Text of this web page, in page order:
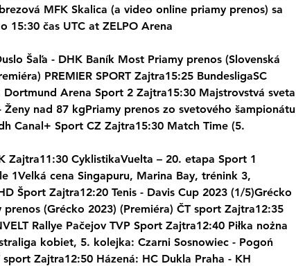
MFK Skalica (a video online priamy prenos) sa
15:30 čas UTC at ZELPO Arena
Šaľa - DHK Baník Most Priamy prenos (Slovenská
PREMIER SPORT Zajtra15:25 BundesligaSC
Dortmund Arena Sport 2 Zajtra15:30 Majstrovstvá sveta
Ženy nad 87 kgPriamy prenos zo svetového šampionátu
Canal+ Sport CZ Zajtra15:30 Match Time (5.
Zajtra11:30 CyklistikaVuelta – 20. etapa Sport 1
1Velká cena Singapuru, Marina Bay, trénink 3,
Šport Zajtra12:20 Tenis - Davis Cup 2023 (1/5)Grécko
prenos (Grécko 2023) (Premiéra) ČT sport Zajtra12:35
Rallye Pačejov TVP Sport Zajtra12:40 Piłka nożna
kobiet, 5. kolejka: Czarni Sosnowiec - Pogoń
sport Zajtra12:50 Házená: HC Dukla Praha - KH